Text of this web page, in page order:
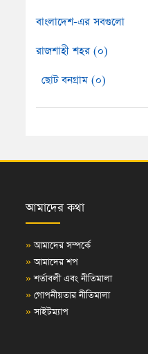
বাংলাদেশ-এর সবগুলো
রাজশাহী শহর (০)
ছোট বনগ্রাম (০)
আমাদের কথা
» আমাদের সম্পর্কে
» আমাদের শপ
» শর্তাবলী এবং নীতিমালা
» গোপনীয়তার নীতিমালা
» সাইটম্যাপ